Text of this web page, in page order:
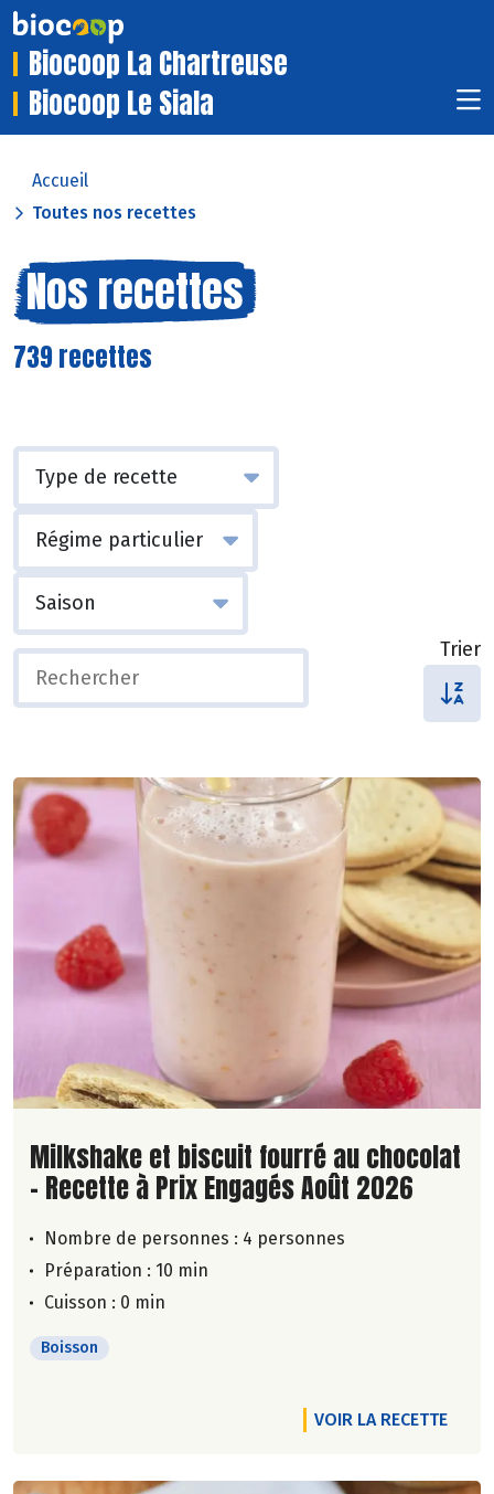
Biocoop La Chartreuse
Biocoop Le Siala
Accueil
Toutes nos recettes
Nos recettes
739 recettes
Trier
Lire la suite de la recette
Milkshake et biscuit fourré au chocolat
- Recette à Prix Engagés Août 2026
Nombre de personnes : 4 personnes
Préparation : 10 min
Cuisson : 0 min
Boisson
VOIR LA RECETTE